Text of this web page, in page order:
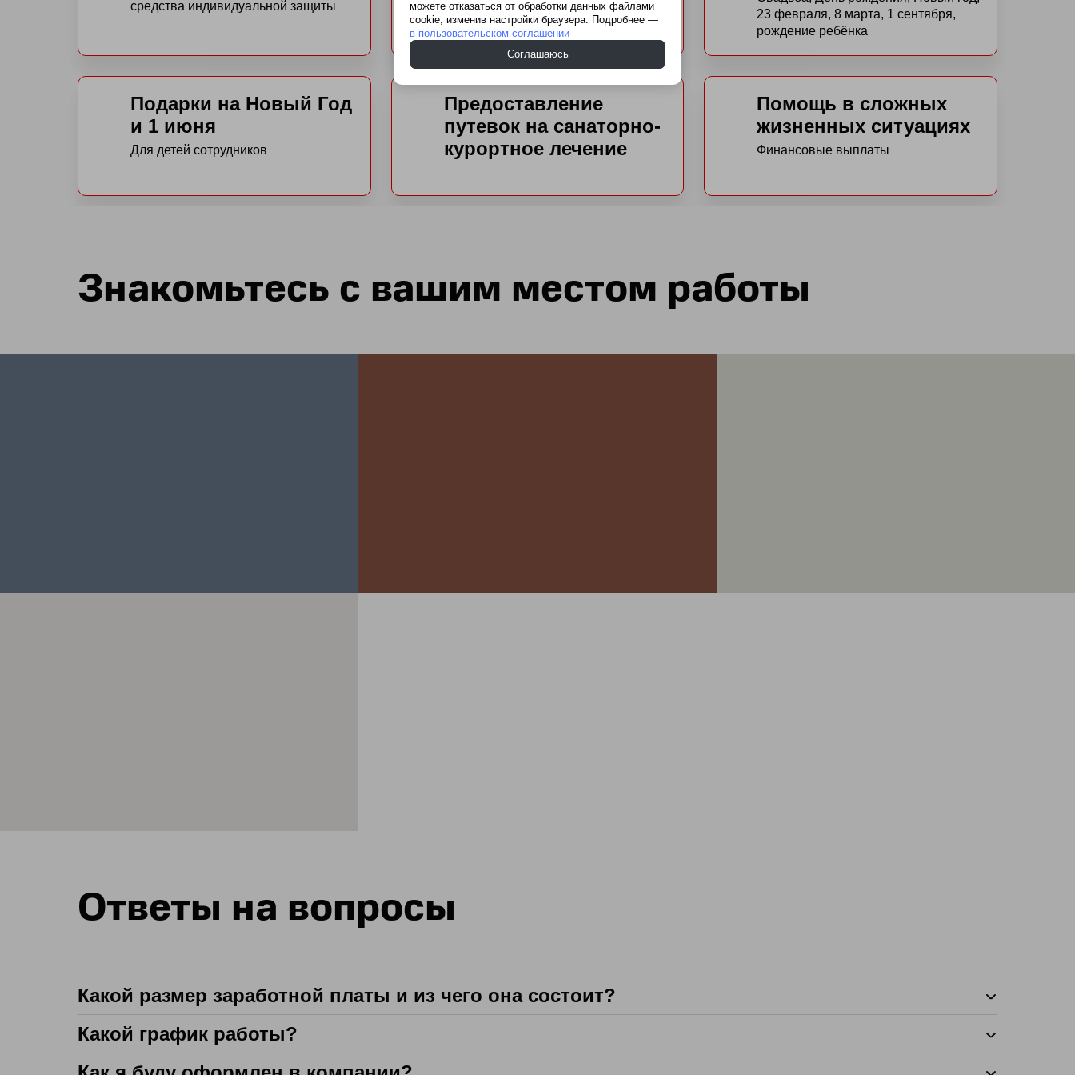
средства индивидуальной защиты
23 февраля, 8 марта, 1 сентября,
рождение ребёнка
Подарки на Новый Год
и 1 июня
Для детей сотрудников
Предоставление
путевок на санаторно-
курортное лечение
Помощь в сложных
жизненных ситуациях
Финансовые выплаты
Знакомьтесь с вашим местом работы
Ответы на вопросы
Какой размер заработной платы и из чего она состоит?
Какой график работы?
можете отказаться от обработки данных файлами
cookie, изменив настройки браузера. Подробнее —
в пользовательском соглашении
Соглашаюсь